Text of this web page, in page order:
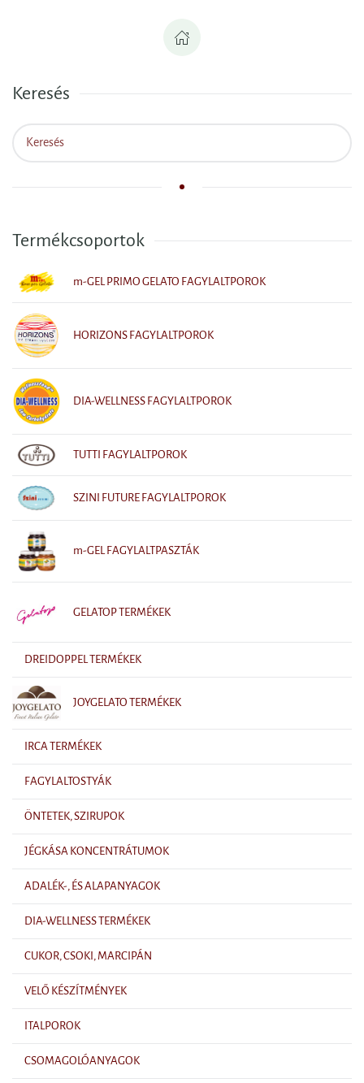
Keresés
Termékcsoportok
m-GEL PRIMO GELATO FAGYLALTPOROK
HORIZONS FAGYLALTPOROK
DIA-WELLNESS FAGYLALTPOROK
TUTTI FAGYLALTPOROK
SZINI FUTURE FAGYLALTPOROK
m-GEL FAGYLALTPASZTÁK
GELATOP TERMÉKEK
DREIDOPPEL TERMÉKEK
JOYGELATO TERMÉKEK
IRCA TERMÉKEK
FAGYLALTOSTYÁK
ÖNTETEK, SZIRUPOK
JÉGKÁSA KONCENTRÁTUMOK
ADALÉK-, ÉS ALAPANYAGOK
DIA-WELLNESS TERMÉKEK
CUKOR, CSOKI, MARCIPÁN
VELŐ KÉSZÍTMÉNYEK
ITALPOROK
CSOMAGOLÓANYAGOK